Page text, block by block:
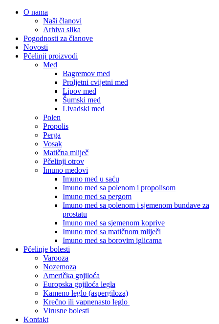
O nama
Naši članovi
Arhiva slika
Pogodnosti za članove
Novosti
Pčelinji proizvodi
Med
Bagremov med
Proljetni cvijetni med
Lipov med
Šumski med
Livadski med
Polen
Propolis
Perga
Vosak
Matična mliječ
Pčelinji otrov
Imuno medovi
Imuno med u saću
Imuno med sa polenom i propolisom
Imuno med sa pergom
Imuno med sa polenom i sjemenom bundave za
prostatu
Imuno med sa sjemenom koprive
Imuno med sa matičnom mliječi
Imuno med sa borovim iglicama
Pčelinje bolesti
Varooza
Nozemoza
Američka gnjiloća
Europska gnjiloća legla
Kameno leglo (aspergiloza)
Krečno ili vapnenasto leglo
Virusne bolesti
Kontakt